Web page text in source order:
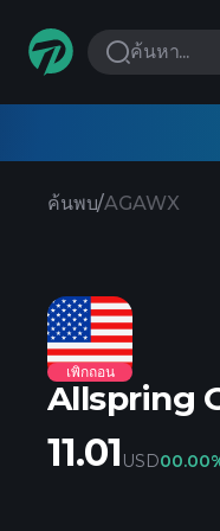
ค้นหา...
ค้นพบ/AGAWX
เพิกถอน
Allspring
11.01 USD0